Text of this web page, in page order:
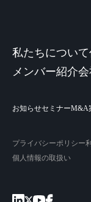
私たちについて
メンバー紹介
お知らせセミナーM&A
プライバシーポリシー
個人情報の取扱い